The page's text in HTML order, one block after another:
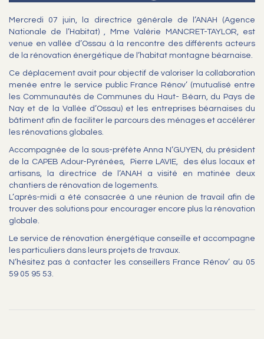
Mercredi 07 juin, la directrice générale de l’ANAH (Agence
Nationale de l’Habitat) , Mme Valérie MANCRET-TAYLOR, est
venue en vallée d’Ossau à la rencontre des différents acteurs
de la rénovation énergétique de l’habitat montagne béarnaise.
Ce déplacement avait pour objectif de valoriser la collaboration
menée entre le service public France Rénov’ (mutualisé entre
les Communautés de Communes du Haut- Béarn, du Pays de
Nay et de la Vallée d’Ossau) et les entreprises béarnaises du
bâtiment afin de faciliter le parcours des ménages et accélérer
les rénovations globales.
Accompagnée de la sous-préfète Anna N’GUYEN, du président
de la CAPEB Adour-Pyrénées, Pierre LAVIE, des élus locaux et
artisans, la directrice de l’ANAH a visité en matinée deux
chantiers de rénovation de logements.
L’après-midi a été consacrée à une réunion de travail afin de
trouver des solutions pour encourager encore plus la rénovation
globale.
Le service de rénovation énergétique conseille et accompagne
les particuliers dans leurs projets de travaux.
N’hésitez pas à contacter les conseillers France Rénov’ au 05
59 05 95 53.